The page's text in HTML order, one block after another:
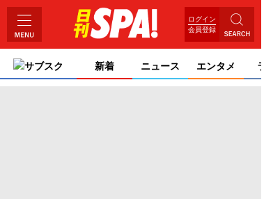
ログイン
会員登録
サブスク 新着 ニュース エンタメ